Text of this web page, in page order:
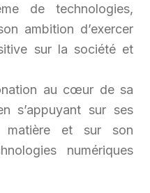
de technologies,
ambition d’exercer
sur la société et
au cœur de sa
s’appuyant sur ses
matière et sur son
numériques